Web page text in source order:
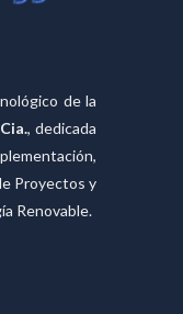
de la
, dedicada
Proyectos y
Renovable.